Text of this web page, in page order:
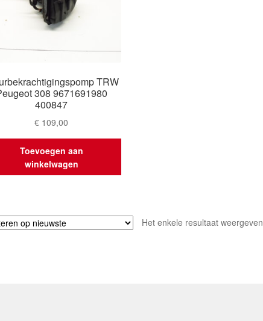
TRW
308 9671691980
400847
€ 109,00
Toevoegen aan
winkelwagen
Het enkele resultaat weergeven